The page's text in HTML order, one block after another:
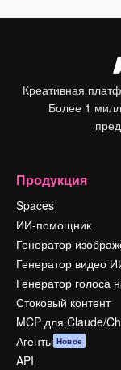
Креативная
Более 1
Продукция
Spaces
ИИ-помощник
Генератор
Генератор видео
Генератор голоса
Стоковый контент
MCP для Claude/
Агенты Новое
API